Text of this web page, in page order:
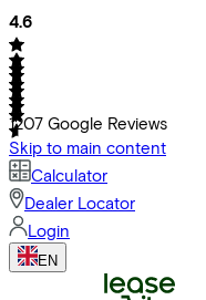
4.6
1207 Google Reviews
Skip to main content
Calculator
Dealer Locator
Login
EN